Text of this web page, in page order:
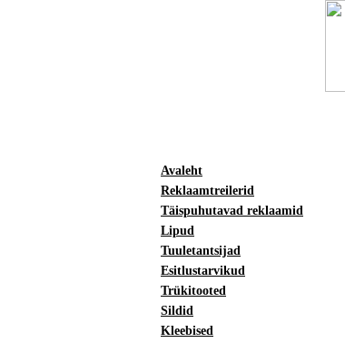
Avaleht
Reklaamtreilerid
Täispuhutavad reklaamid
Lipud
Tuuletantsijad
Esitlustarvikud
Trükitooted
Sildid
Kleebised